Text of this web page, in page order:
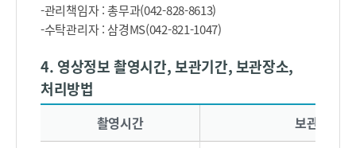
-관리책임자 : 총무과(042-828-8613)
-수탁관리자 : 삼경MS(042-821-1047)
4. 영상정보 촬영시간, 보관기간, 보관장소,
처리방법
촬영시간, 보관기간, 보관장소로 구성
촬영시간 보관기간